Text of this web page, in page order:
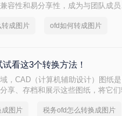
容性和易分享性，成为与团队成
成图片 ofd如何转成图片
看这3个转换方法！
，CAD（计算机辅助设计）图纸
享、存档和展示这些图纸，将它
图片 税务ofd怎么转换成图片